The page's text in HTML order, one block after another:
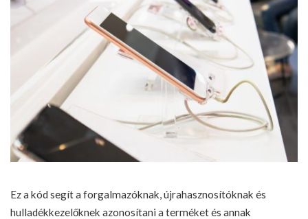
Ez a kód segít a forgalmazóknak, újrahasznosítóknak és
hulladékkezelőknek azonosítani a terméket és annak